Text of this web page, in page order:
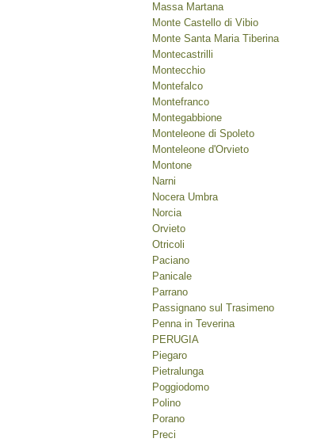
Massa Martana
Monte Castello di Vibio
Monte Santa Maria Tiberina
Montecastrilli
Montecchio
Montefalco
Montefranco
Montegabbione
Monteleone di Spoleto
Monteleone d'Orvieto
Montone
Narni
Nocera Umbra
Norcia
Orvieto
Otricoli
Paciano
Panicale
Parrano
Passignano sul Trasimeno
Penna in Teverina
PERUGIA
Piegaro
Pietralunga
Poggiodomo
Polino
Porano
Preci